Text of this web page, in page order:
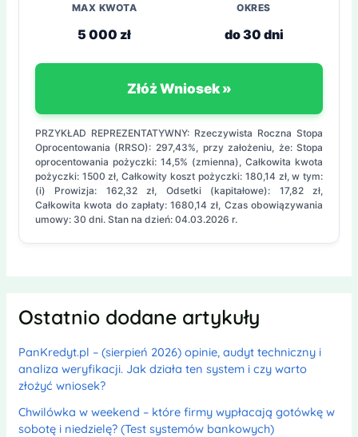
MAX KWOTA
5 000 zł
OKRES
do 30 dni
Złóż Wniosek »
PRZYKŁAD REPREZENTATYWNY: Rzeczywista Roczna Stopa
Oprocentowania (RRSO): 297,43%, przy założeniu, że: Stopa
oprocentowania pożyczki: 14,5% (zmienna), Całkowita kwota
pożyczki: 1500 zł, Całkowity koszt pożyczki: 180,14 zł, w tym:
(i) Prowizja: 162,32 zł, Odsetki (kapitałowe): 17,82 zł,
Całkowita kwota do zapłaty: 1680,14 zł, Czas obowiązywania
umowy: 30 dni. Stan na dzień: 04.03.2026 r.
Ostatnio dodane artykuły
PanKredyt.pl – (sierpień 2026) opinie, audyt techniczny i
analiza weryfikacji. Jak działa ten system i czy warto
złożyć wniosek?
Chwilówka w weekend – które firmy wypłacają gotówkę w
sobotę i niedzielę? (Test systemów bankowych)